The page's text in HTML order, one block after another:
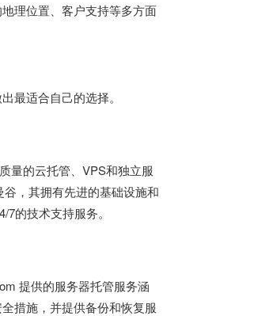
理位置、客户支持等多方面
最适合自己的选择。
量的云托管、VPS和独立服
，其拥有先进的基础设施和
的技术支持服务。
提供的服务器托管服务涵
措施，并提供备份和恢复服